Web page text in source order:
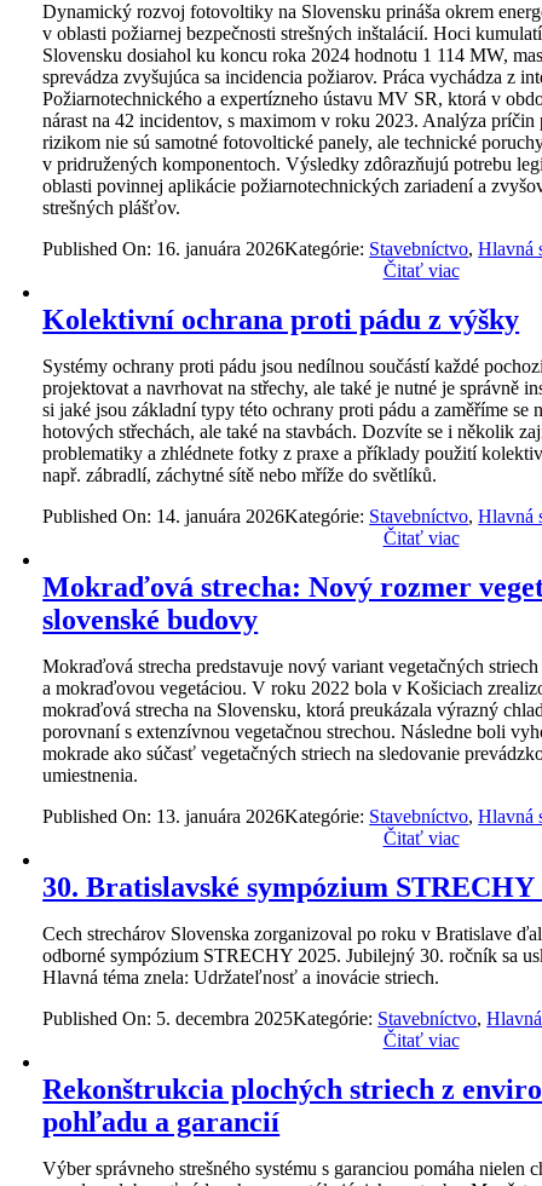
Dynamický rozvoj fotovoltiky na Slovensku prináša okrem
v oblasti požiarnej bezpečnosti strešných inštalácií. Hoci
Slovensku dosiahol ku koncu roka 2024 hodnotu 1 114 MW,
sprevádza zvyšujúca sa incidencia požiarov. Práca vychádza z
Požiarnotechnického a expertízneho ústavu MV SR, ktorá v
nárast na 42 incidentov, s maximom v roku 2023. Analýza príčin
rizikom nie sú samotné fotovoltické panely, ale technické
v pridružených komponentoch. Výsledky zdôrazňujú potrebu
oblasti povinnej aplikácie požiarnotechnických zariadení a
strešných plášťov.
Published On: 16. januára 2026Kategórie: Stavebníctvo,Hlavná
Čitať viac
Kolektivní ochrana proti pádu z výšky
Systémy ochrany proti pádu jsou nedílnou součástí každé
projektovat a navrhovat na střechy, ale také je nutné je správně
si jaké jsou základní typy této ochrany proti pádu a zaměříme se
hotových střechách, ale také na stavbách. Dozvíte se i několik
problematiky a zhlédnete fotky z praxe a příklady použití
např. zábradlí, záchytné sítě nebo mříže do světlíků.
Published On: 14. januára 2026Kategórie: Stavebníctvo,Hlavná
Čitať viac
Mokraďová strecha: Nový rozmer
slovenské budovy
Mokraďová strecha predstavuje nový variant vegetačných
a mokraďovou vegetáciou. V roku 2022 bola v Košiciach
mokraďová strecha na Slovensku, ktorá preukázala výrazný
porovnaní s extenzívnou vegetačnou strechou. Následne boli
mokrade ako súčasť vegetačných striech na sledovanie
umiestnenia.
Published On: 13. januára 2026Kategórie: Stavebníctvo,Hlavná
Čitať viac
30. Bratislavské sympózium STRECHY
Cech strechárov Slovenska zorganizoval po roku v Bratislave
odborné sympózium STRECHY 2025. Jubilejný 30. ročník sa
Hlavná téma znela: Udržateľnosť a inovácie striech.
Published On: 5. decembra 2025Kategórie: Stavebníctvo,
Čitať viac
Rekonštrukcia plochých striech z
pohľadu a garancií
Výber správneho strešného systému s garanciou pomáha